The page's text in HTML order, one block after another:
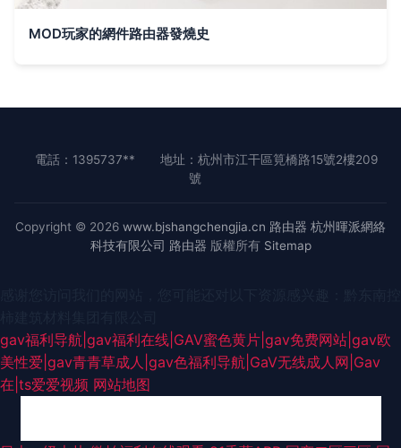
MOD玩家的網件路由器發燒史
電話：1395737**
地址：杭州市江干區筧橋路15號2樓209
號
Copyright © 2026 www.bjshangchengjia.cn 路由器 杭州暉派網絡
科技有限公司 路由器 版權所有 Sitemap
gav福利导航|gav福利在线|GAV蜜色黄片|gav免费网站|gav欧
美性爱|gav青青草成人|gav色福利导航|GaV无线成人网|Gav
在|ts爱爱视频 网站地图
精品福利导航 91偷拍超碰 欧洲精品伦 日韩无码磁力 尤物成人在线视频 91操